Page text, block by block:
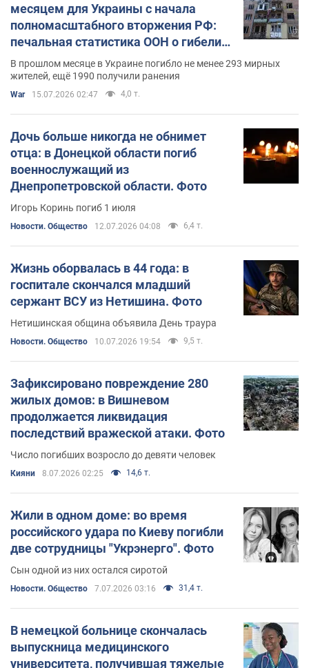
месяцем для Украины с начала
полномасштабного вторжения РФ:
печальная статистика ООН о гибели
мирных жителей
В прошлом месяце в Украине погибло не менее 293 мирных
жителей, ещё 1990 получили ранения
War 15.07.2026 02:47 4,0 т.
Дочь больше никогда не обнимет
отца: в Донецкой области погиб
военнослужащий из
Днепропетровской области. Фото
Игорь Коринь погиб 1 июля
Новости. Общество 12.07.2026 04:08 6,4 т.
Жизнь оборвалась в 44 года: в
госпитале скончался младший
сержант ВСУ из Нетишина. Фото
Нетишинская община объявила День траура
Новости. Общество 10.07.2026 19:54 9,5 т.
Зафиксировано повреждение 280
жилых домов: в Вишневом
продолжается ликвидация
последствий вражеской атаки. Фото
Число погибших возросло до девяти человек
Кияни 8.07.2026 02:25 14,6 т.
Жили в одном доме: во время
российского удара по Киеву погибли
две сотрудницы "Укрэнерго". Фото
Сын одной из них остался сиротой
Новости. Общество 7.07.2026 03:16 31,4 т.
В немецкой больнице скончалась
выпускница медицинского
университета, получившая тяжелые